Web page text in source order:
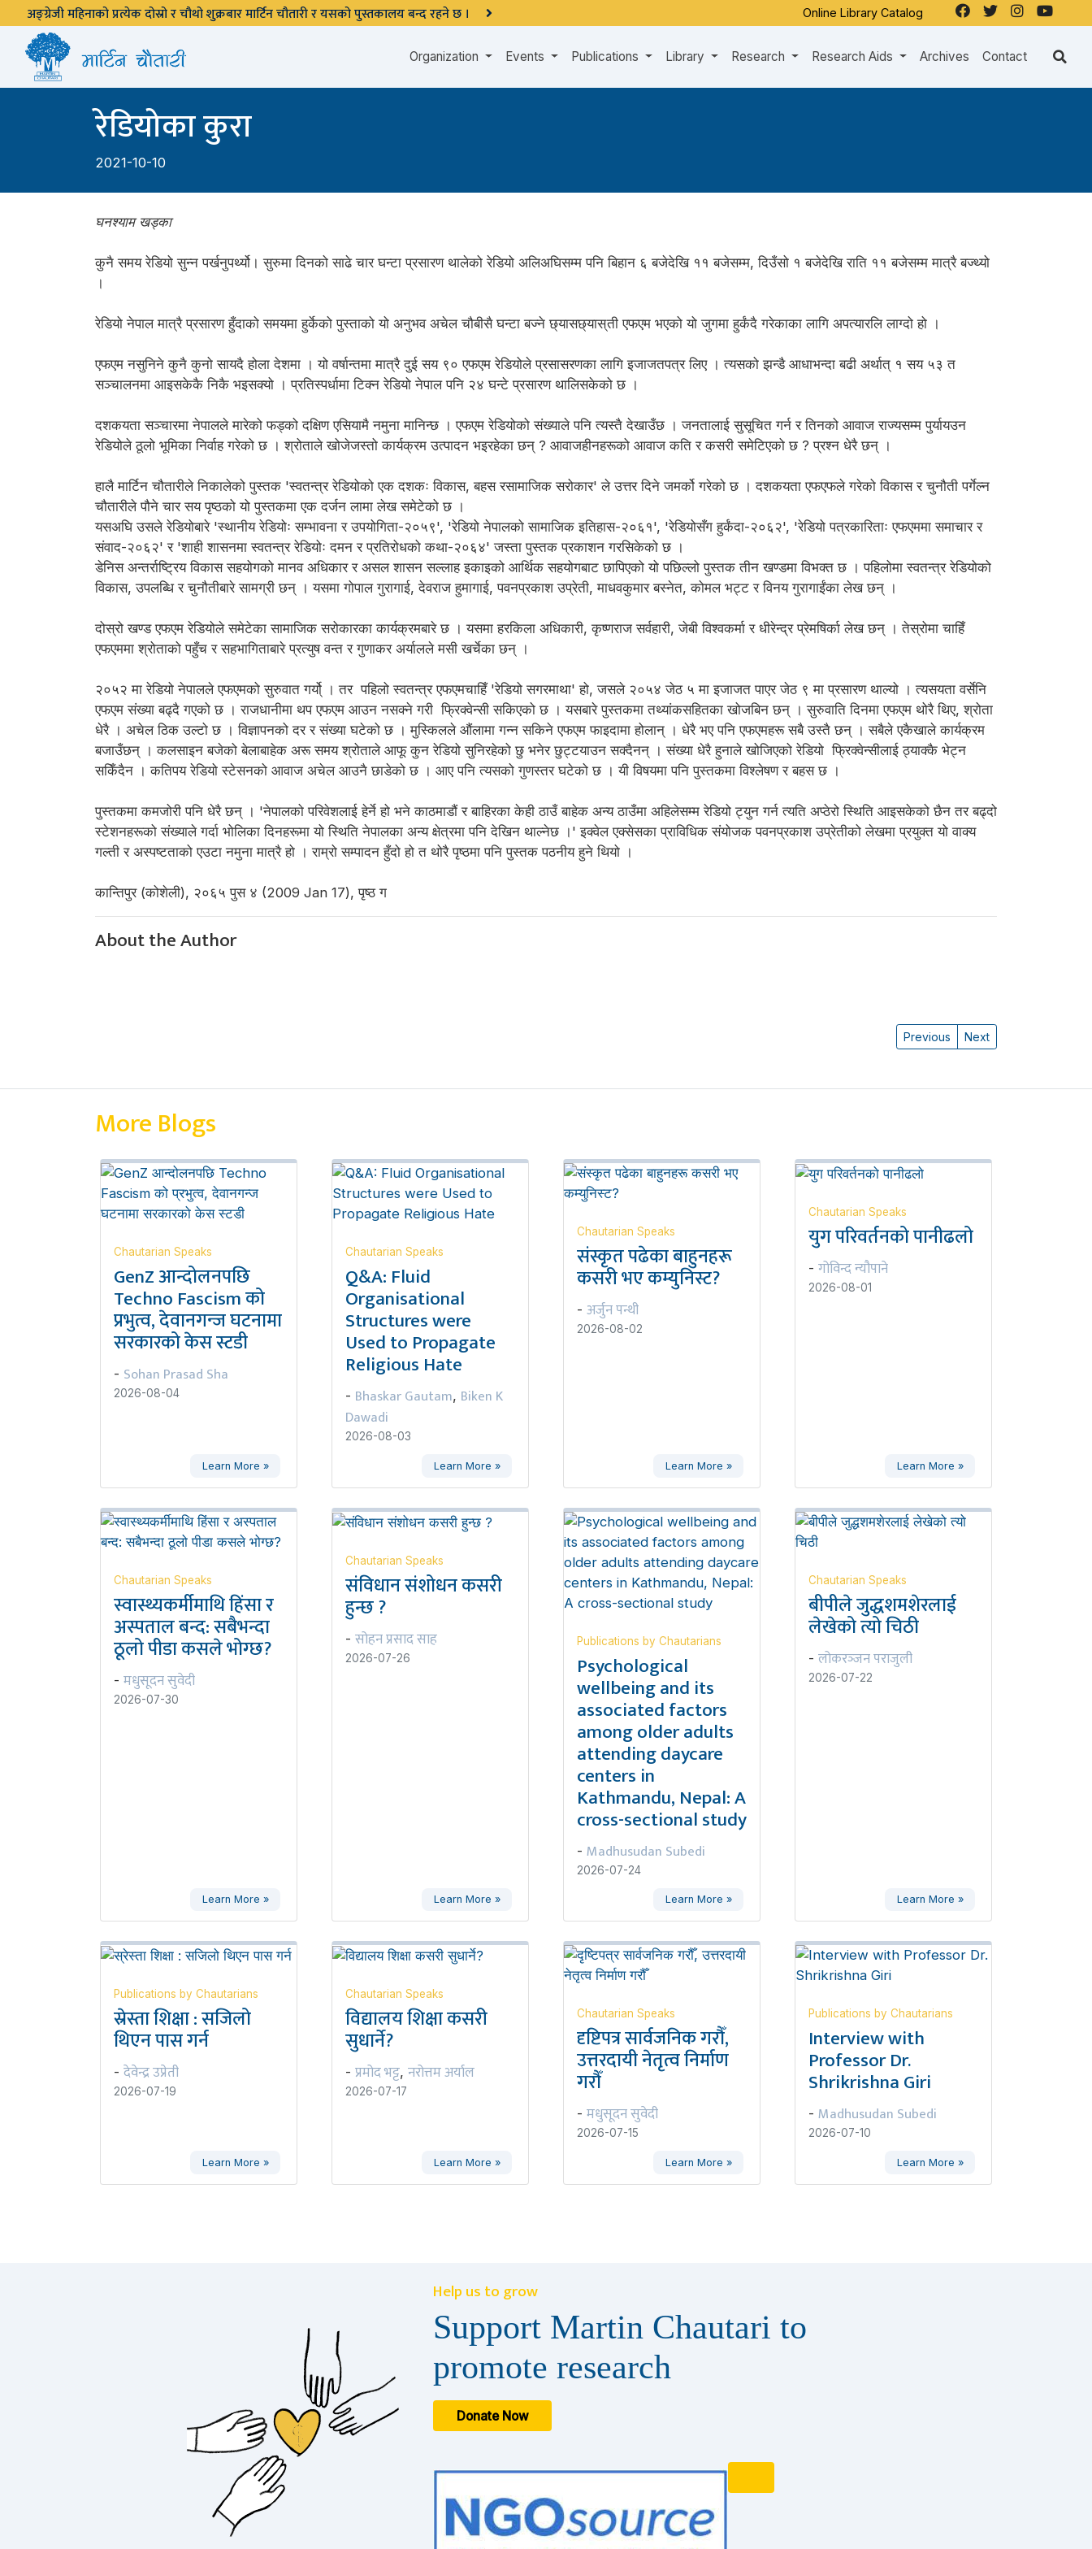
अङ्ग्रेजी महिनाको प्रत्येक दोस्रो र चौथो शुक्रबार मार्टिन चौतारी र यसको पुस्तकालय बन्द रहने छ । Online Library Catalog
Organization Events Publications Library Research Research Aids Archives Contact
रेडियोका कुरा
2021-10-10
घनश्याम खड्का
कुनै समय रेडियो सुन्न पर्खनुपर्थ्यो। सुरुमा दिनको साढे चार घन्टा प्रसारण थालेको रेडियो अलिअघिसम्म पनि बिहान ६ बजेदेखि ११ बजेसम्म, दिउँसो १ बजेदेखि राति ११ बजेसम्म मात्रै बज्थ्यो
।
रेडियो नेपाल मात्रै प्रसारण हुँदाको समयमा हुर्केको पुस्ताको यो अनुभव अचेल चौबीसै घन्टा बज्ने छ्यासछ्यास् ती एफएम भएको यो जुगमा हुर्कंदै गरेकाका लागि अपत्यारलि लाग्दो हो ।
एफएम नसुनिने कुनै कुनो सायदै होला देशमा । यो वर्षान्तमा मात्रै दुई सय ९० एफएम रेडियोले प्रसासरणका लागि इजाजतपत्र लिए । त्यसको झन्डै आधाभन्दा बढी अर्थात् १ सय ५३ त
सञ्चालनमा आइसकेकै निकै भइसक्यो । प्रतिस्पर्धामा टिक्न रेडियो नेपाल पनि २४ घन्टे प्रसारण थालिसकेको छ ।
दशकयता सञ्चारमा नेपालले मारेको फड्को दक्षिण एसियामै नमुना मानिन्छ । एफएम रेडियोको संख्याले पनि त्यस्तै देखाउँछ । जनतालाई सुसूचित गर्न र तिनको आवाज राज्यसम्म पुर्यायउन
रेडियोले ठूलो भूमिका निर्वाह गरेको छ । श्रोताले खोजेजस्तो कार्यक्रम उत्पादन भइरहेका छन् ? आवाजहीनहरूको आवाज कति र कसरी समेटिएको छ ? प्रश्न धेरै छन् ।
हालै मार्टिन चौतारीले निकालेको पुस्तक 'स्वतन्त्र रेडियोको एक दशकः विकास, बहस रसामाजिक सरोकार' ले उत्तर दिने जमर्को गरेको छ । दशकयता एफएफले गरेको विकास र चुनौती पर्गेल्न
चौतारीले पौने चार सय पृष्ठको यो पुस्तकमा एक दर्जन लामा लेख समेटेको छ ।
यसअघि उसले रेडियोबारे 'स्थानीय रेडियोः सम्भावना र उपयोगिता-२०५९', 'रेडियो नेपालको सामाजिक इतिहास-२०६१', 'रेडियोसँग हुर्कंदा-२०६२', 'रेडियो पत्रकारिताः एफएममा समाचार र
संवाद-२०६२' र 'शाही शासनमा स्वतन्त्र रेडियोः दमन र प्रतिरोधको कथा-२०६४' जस्ता पुस्तक प्रकाशन गरसिकेको छ ।
डेनिस अन्तर्राष्ट्रिय विकास सहयोगको मानव अधिकार र असल शासन सल्लाह इकाइको आर्थिक सहयोगबाट छापिएको यो पछिल्लो पुस्तक तीन खण्डमा विभक्त छ । पहिलोमा स्वतन्त्र रेडियोको
विकास, उपलब्धि र चुनौतीबारे सामग्री छन् । यसमा गोपाल गुरागाई, देवराज हुमागाई, पवनप्रकाश उप्रेती, माधवकुमार बस्नेत, कोमल भट्ट र विनय गुरागाईंका लेख छन् ।
दोस्रो खण्ड एफएम रेडियोले समेटेका सामाजिक सरोकारका कार्यक्रमबारे छ । यसमा हरकिला अधिकारी, कृष्णराज सर्वहारी, जेबी विश्वकर्मा र धीरेन्द्र प्रेमषिर्का लेख छन् । तेस्रोमा चाहिँ
एफएममा श्रोताको पहुँच र सहभागिताबारे प्रत्युष वन्त र गुणाकर अर्यालले मसी खर्चेका छन् ।
२०५२ मा रेडियो नेपालले एफएमको सुरुवात गर्यो् । तर पहिलो स्वतन्त्र एफएमचाहिँ 'रेडियो सगरमाथा' हो, जसले २०५४ जेठ ५ मा इजाजत पाएर जेठ ९ मा प्रसारण थाल्यो । त्यसयता वर्सेनि
एफएम संख्या बढ्दै गएको छ । राजधानीमा थप एफएम आउन नसक्ने गरी फ्रिक्वेन्सी सकिएको छ । यसबारे पुस्तकमा तथ्यांकसहितका खोजबिन छन् । सुरुवाति दिनमा एफएम थोरै थिए, श्रोता
धेरै । अचेल ठिक उल्टो छ । विज्ञापनको दर र संख्या घटेको छ । मुस्किलले औंलामा गन्न सकिने एफएम फाइदामा होलान् । धेरै भए पनि एफएमहरू सबै उस्तै छन् । सबैले एकैखाले कार्यक्रम
बजाउँछन् । कलसाइन बजेको बेलाबाहेक अरू समय श्रोताले आफू कुन रेडियो सुनिरहेको छु भनेर छुट्टयाउन सक्दैनन् । संख्या धेरै हुनाले खोजिएको रेडियो फ्रिक्वेन्सीलाई ठ्याक्कै भेट्न
सकिँदैन । कतिपय रेडियो स्टेसनको आवाज अचेल आउनै छाडेको छ । आए पनि त्यसको गुणस्तर घटेको छ । यी विषयमा पनि पुस्तकमा विश्लेषण र बहस छ ।
पुस्तकमा कमजोरी पनि धेरै छन् । 'नेपालको परिवेशलाई हेर्ने हो भने काठमाडौं र बाहिरका केही ठाउँ बाहेक अन्य ठाउँमा अहिलेसम्म रेडियो ट्युन गर्न त्यति अप्ठेरो स्थिति आइसकेको छैन तर बढ्दो
स्टेशनहरूको संख्याले गर्दा भोलिका दिनहरूमा यो स्थिति नेपालका अन्य क्षेत्रमा पनि देखिन थाल्नेछ ।' इक्वेल एक्सेसका प्राविधिक संयोजक पवनप्रकाश उप्रेतीको लेखमा प्रयुक्त यो वाक्य
गल्ती र अस्पष्टताको एउटा नमुना मात्रै हो । राम्रो सम्पादन हुँदो हो त थोरै पृष्ठमा पनि पुस्तक पठनीय हुने थियो ।
कान्तिपुर (कोशेली), २०६५ पुस ४ (2009 Jan 17), पृष्ठ ग
About the Author
Previous Next
More Blogs
Chautarian Speaks
GenZ आन्दोलनपछि
Techno Fascism को
प्रभुत्व, देवानगन्ज घटनामा
सरकारको केस स्टडी
- Sohan Prasad Sha
2026-08-04
Learn More »
Chautarian Speaks
Q&A: Fluid
Organisational
Structures were
Used to Propagate
Religious Hate
- Bhaskar Gautam, Biken K
Dawadi
2026-08-03
Learn More »
Chautarian Speaks
संस्कृत पढेका बाहुनहरू
कसरी भए कम्युनिस्ट?
- अर्जुन पन्थी
2026-08-02
Learn More »
Chautarian Speaks
युग परिवर्तनको पानीढलो
- गोविन्द न्यौपाने
2026-08-01
Learn More »
Chautarian Speaks
स्वास्थ्यकर्मीमाथि हिंसा र
अस्पताल बन्द: सबैभन्दा
ठूलो पीडा कसले भोग्छ?
- मधुसूदन सुवेदी
2026-07-30
Learn More »
Chautarian Speaks
संविधान संशोधन कसरी
हुन्छ ?
- सोहन प्रसाद साह
2026-07-26
Learn More »
Publications by Chautarians
Psychological
wellbeing and its
associated factors
among older adults
attending daycare
centers in
Kathmandu, Nepal: A
cross-sectional study
- Madhusudan Subedi
2026-07-24
Learn More »
Chautarian Speaks
बीपीले जुद्धशमशेरलाई
लेखेको त्यो चिठी
- लोकरञ्‍जन पराजुली
2026-07-22
Learn More »
Publications by Chautarians
स्रेस्ता शिक्षा : सजिलो
थिएन पास गर्न
- देवेन्द्र उप्रेती
2026-07-19
Learn More »
Chautarian Speaks
विद्यालय शिक्षा कसरी
सुधार्ने?
- प्रमोद भट्ट, नरोत्तम अर्याल
2026-07-17
Learn More »
Chautarian Speaks
दृष्टिपत्र सार्वजनिक गरौँ,
उत्तरदायी नेतृत्व निर्माण
गरौँ
- मधुसूदन सुवेदी
2026-07-15
Learn More »
Publications by Chautarians
Interview with
Professor Dr.
Shrikrishna Giri
- Madhusudan Subedi
2026-07-10
Learn More »
Help us to grow
Support Martin Chautari to
promote research
Donate Now